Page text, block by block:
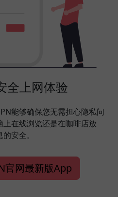
全上网体验
能够确保您无需担心隐私问
在线浏览还是在咖啡店放
安全。
官网最新版App